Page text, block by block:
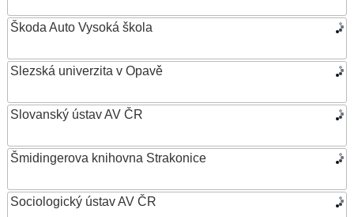
Škoda Auto Vysoká škola
Slezská univerzita v Opavě
Slovanský ústav AV ČR
Šmidingerova knihovna Strakonice
Sociologický ústav AV ČR